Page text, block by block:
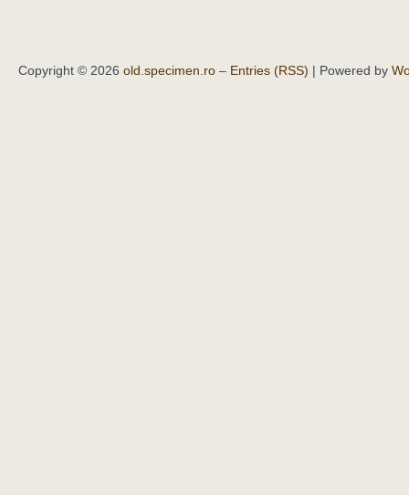
Copyright © 2026 old.specimen.ro – Entries (RSS) | Powered by